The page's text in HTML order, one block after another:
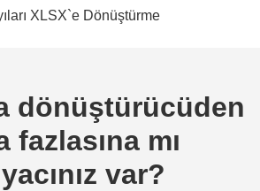
dönüştürücüden
fazlasına mı
var?